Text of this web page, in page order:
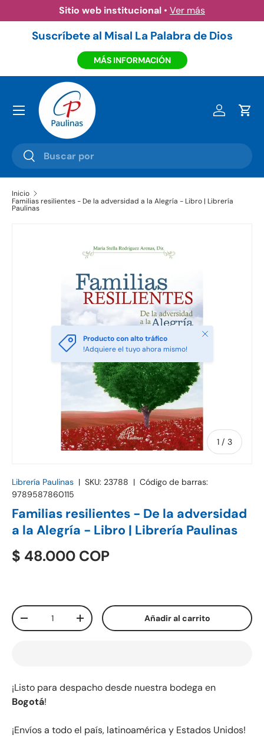
Ir al contenido
Sitio web institucional • Ver más
Suscríbete al Misal La Palabra de Dios
MÁS INFORMACIÓN
Buscar
Buscar
Iniciar
Menú
Inicio
Familias resilientes - De la adversidad a la Alegría - Libro | Librería
Paulinas
1 / de
3
Producto con alto tráfico
!Adquiere el tuyo ahora mismo!
Cerrar
Librería Paulinas | SKU: 23788 | Código de barras:
9789587860115
Familias resilientes - De la adversidad
a la Alegría - Libro | Librería Paulinas
$ 48.000 COP
Cant.
-
+ Añadir al carrito
¡Listo para despacho desde nuestra bodega en
Bogotá!
¡Envíos a todo el país, latinoamérica y Estados Unidos!